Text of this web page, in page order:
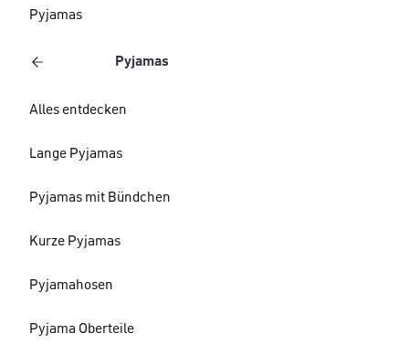
Pyjamas
Pyjamas
Alles entdecken
Lange Pyjamas
Pyjamas mit Bündchen
Kurze Pyjamas
Pyjamahosen
Pyjama Oberteile